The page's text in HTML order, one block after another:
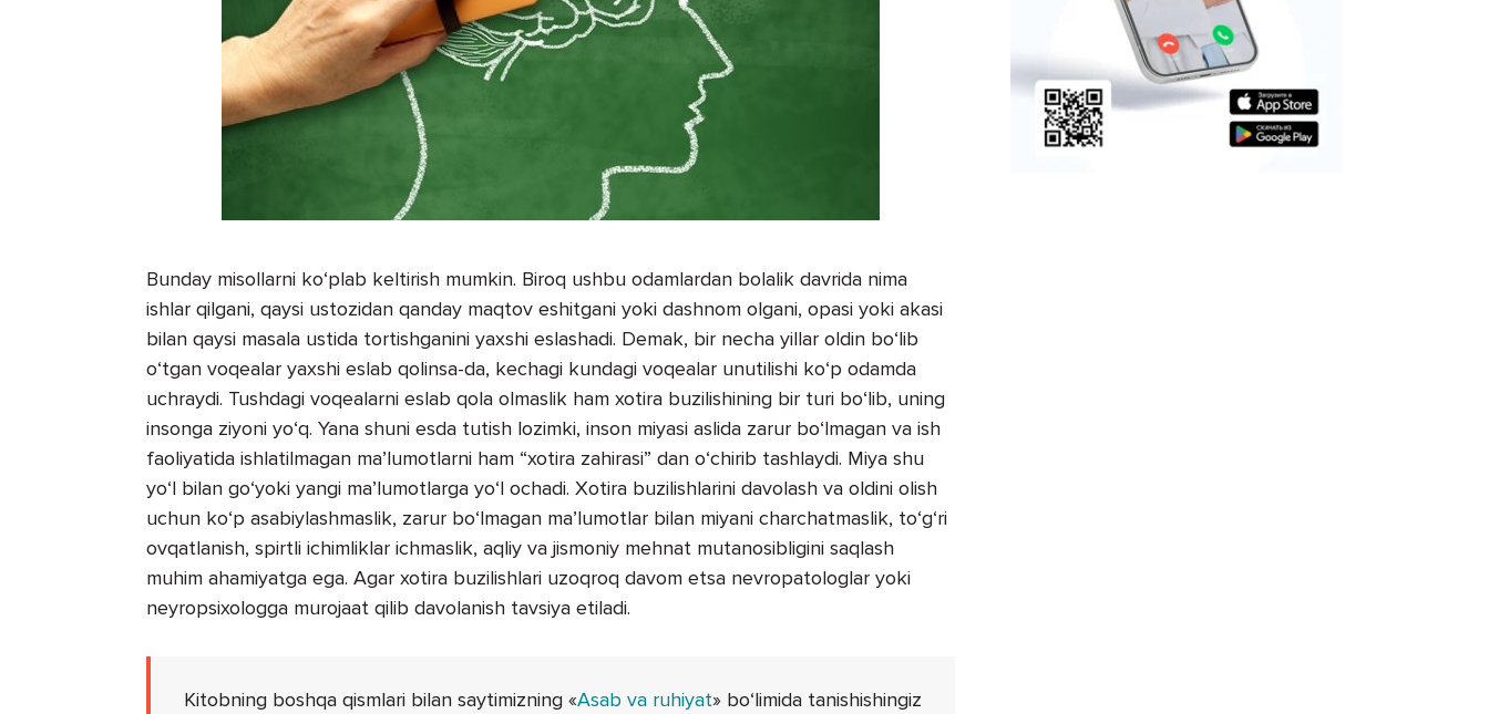
Bunday misollarni ko‘plab keltirish mumkin. Biroq ushbu odamlardan bolalik davrida nima
ishlar qilgani, qaysi ustozidan qanday maqtov eshitgani yoki dashnom olgani, opasi yoki akasi
bilan qaysi masala ustida tortishganini yaxshi eslashadi. Demak, bir necha yillar oldin bo‘lib
o‘tgan voqealar yaxshi eslab qolinsa-da, kechagi kundagi voqealar unutilishi ko‘p odamda
uchraydi. Tushdagi voqealarni eslab qola olmaslik ham xotira buzilishining bir turi bo‘lib, uning
insonga ziyoni yo‘q. Yana shuni esda tutish lozimki, inson miyasi aslida zarur bo‘lmagan va ish
faoliyatida ishlatilmagan ma’lumotlarni ham “xotira zahirasi” dan o‘chirib tashlaydi. Miya shu
yo‘l bilan go‘yoki yangi ma’lumotlarga yo‘l ochadi. Xotira buzilishlarini davolash va oldini olish
uchun ko‘p asabiylashmaslik, zarur bo‘lmagan ma’lumotlar bilan miyani charchatmaslik, to‘g‘ri
ovqatlanish, spirtli ichimliklar ichmaslik, aqliy va jismoniy mehnat mutanosibligini saqlash
muhim ahamiyatga ega. Agar xotira buzilishlari uzoqroq davom etsa nevropatologlar yoki
neyropsixologga murojaat qilib davolanish tavsiya etiladi.
Kitobning boshqa qismlari bilan saytimizning «Asab va ruhiyat» bo‘limida tanishishingiz